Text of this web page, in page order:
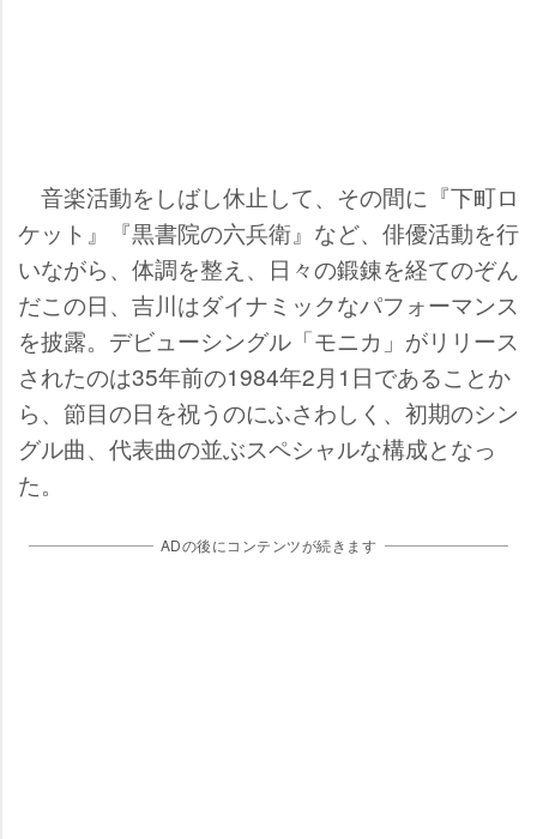
音楽活動をしばし休止して、その間に『下町ロ
ケット』『黒書院の六兵衛』など、俳優活動を行
いながら、体調を整え、日々の鍛錬を経てのぞん
だこの日、吉川はダイナミックなパフォーマンス
を披露。デビューシングル「モニカ」がリリース
されたのは35年前の1984年2月1日であることか
ら、節目の日を祝うのにふさわしく、初期のシン
グル曲、代表曲の並ぶスペシャルな構成となっ
た。
ADの後にコンテンツが続きます